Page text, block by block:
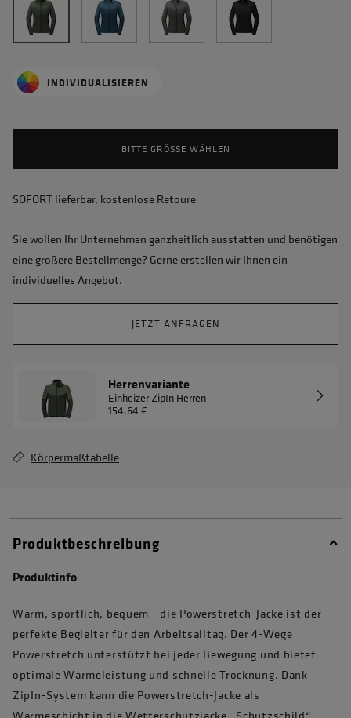
INDIVIDUALISIEREN
BITTE GRÖSSE WÄHLEN
SOFORT lieferbar, kostenlose Retoure
Sie wollen Ihr Unternehmen ganzheitlich ausstatten und benötigen
eine größere Bestellmenge? Gerne erstellen wir Ihnen ein
individuelles Angebot.
JETZT ANFRAGEN
Herrenvariante
Einheizer ZipIn Herren
154,64 €
Körpermaßtabelle
Produktbeschreibung
Produktinfo
Warm, sportlich, bequem - die Powerstretch-Jacke ist der
perfekte Begleiter für den Arbeitsalltag. Der 4-Wege
Powerstretch unterstützt bei jeder Bewegung und bietet
optimale Wärmeleistung und schnelle Trocknung. Dank
ZipIn-System kann die Powerstretch-Jacke als